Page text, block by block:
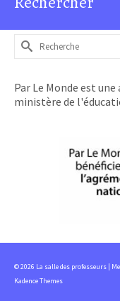
Rechercher :
Par Le Monde est
ministère de
© 2026 La salle des professeurs |
Kadence Themes